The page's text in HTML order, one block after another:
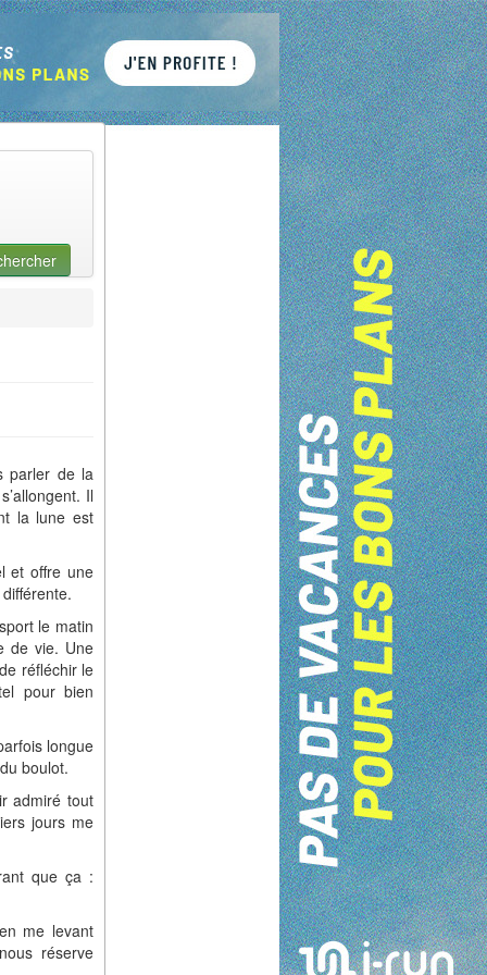
parler de la
Il
la lune est
et offre une
le matin
de vie. Une
réfléchir le
pour bien
longue
boulot.
admiré tout
jours me
que ça :
me levant
réserve